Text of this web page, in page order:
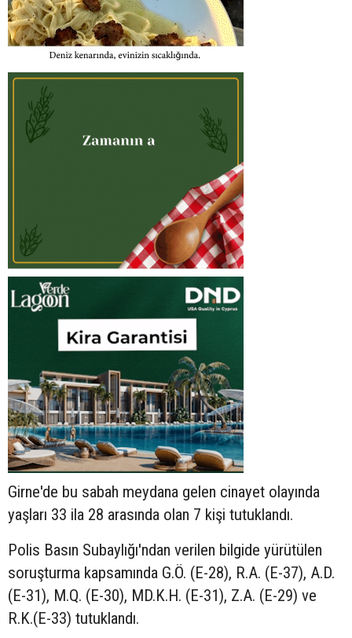
Girne'de bu sabah meydana gelen cinayet olayında
yaşları 33 ila 28 arasında olan 7 kişi tutuklandı.
Polis Basın Subaylığı'ndan verilen bilgide yürütülen
soruşturma kapsamında G.Ö. (E-28), R.A. (E-37), A.D.
(E-31), M.Q. (E-30), MD.K.H. (E-31), Z.A. (E-29) ve
R.K.(E-33) tutuklandı.